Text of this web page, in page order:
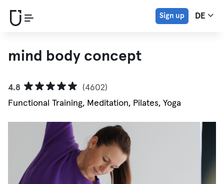
Sign up DE
mind body concept
4.8
(4602)
Functional Training, Meditation, Pilates, Yoga